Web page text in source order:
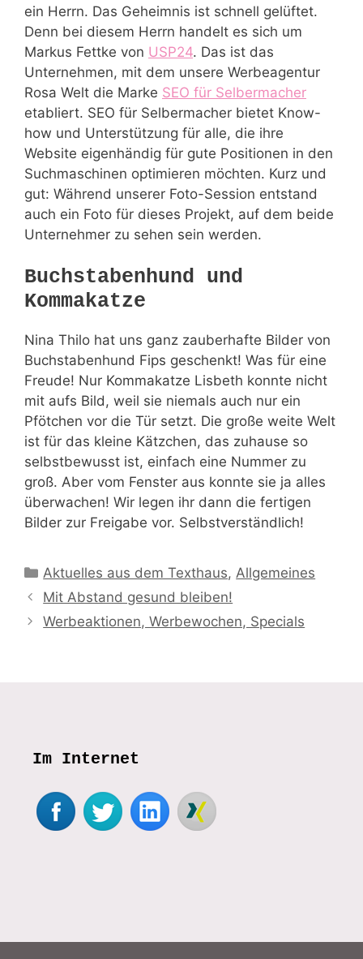
ein Herrn. Das Geheimnis ist schnell gelüftet.
Denn bei diesem Herrn handelt es sich um
Markus Fettke von USP24. Das ist das
Unternehmen, mit dem unsere Werbeagentur
Rosa Welt die Marke SEO für Selbermacher
etabliert. SEO für Selbermacher bietet Know-
how und Unterstützung für alle, die ihre
Website eigenhändig für gute Positionen in den
Suchmaschinen optimieren möchten. Kurz und
gut: Während unserer Foto-Session entstand
auch ein Foto für dieses Projekt, auf dem beide
Unternehmer zu sehen sein werden.
Buchstabenhund und
Kommakatze
Nina Thilo hat uns ganz zauberhafte Bilder von
Buchstabenhund Fips geschenkt! Was für eine
Freude! Nur Kommakatze Lisbeth konnte nicht
mit aufs Bild, weil sie niemals auch nur ein
Pfötchen vor die Tür setzt. Die große weite Welt
ist für das kleine Kätzchen, das zuhause so
selbstbewusst ist, einfach eine Nummer zu
groß. Aber vom Fenster aus konnte sie ja alles
überwachen! Wir legen ihr dann die fertigen
Bilder zur Freigabe vor. Selbstverständlich!
Kategorien
Aktuelles aus dem Texthaus,Allgemeines
Mit Abstand gesund bleiben!
Werbeaktionen, Werbewochen, Specials
Im Internet